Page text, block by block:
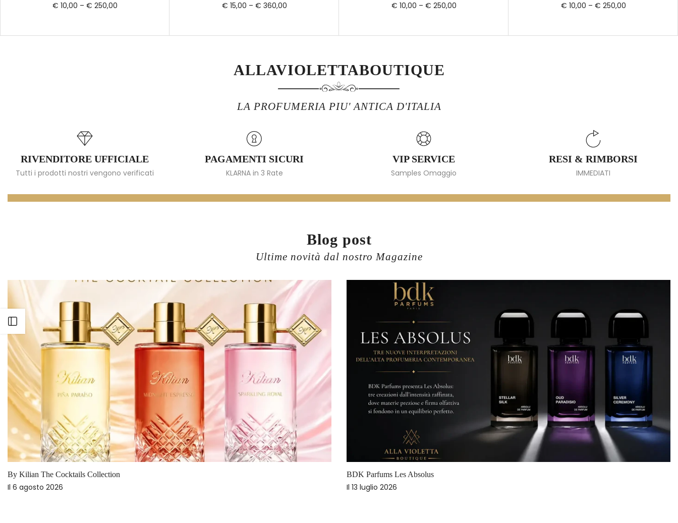
Apri barra laterale
€ 10,00 – € 250,00 € 15,00 – € 360,00 € 10,00 – € 250,00 € 10,00 – € 250,00
ALLAVIOLETTABOUTIQUE
LA PROFUMERIA PIU' ANTICA D'ITALIA
RIVENDITORE UFFICIALE
Tutti i prodotti nostri vengono verificati
PAGAMENTI SICURI
KLARNA in 3 Rate
VIP SERVICE
Samples Omaggio
RESI & RIMBORSI
IMMEDIATI
Blog post
Ultime novità dal nostro Magazine
Profumi inizio estate 2026: le novità da non perdere
Il 18 maggio 2026
Profumi oud di nicchia: eleganza, mistero e le nuove interpretazioni moderne
Il 17 marzo 2026